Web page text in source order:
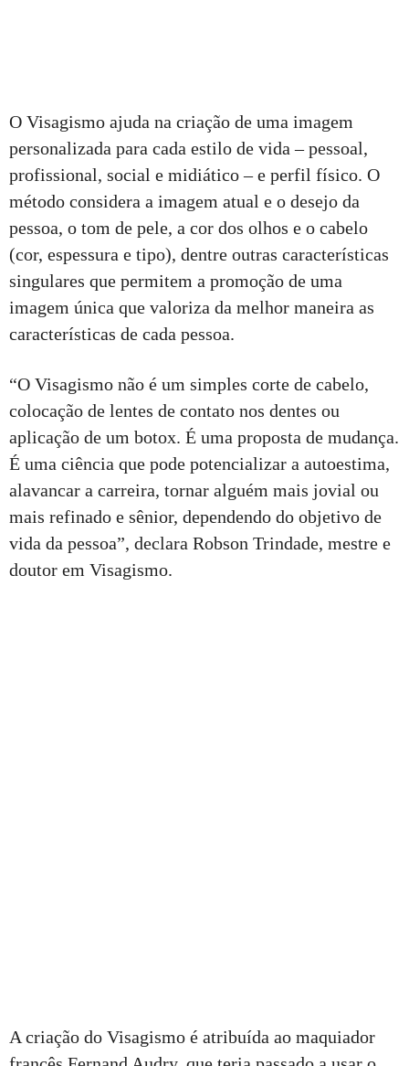
O Visagismo ajuda na criação de uma imagem
personalizada para cada estilo de vida – pessoal,
profissional, social e midiático – e perfil físico. O
método considera a imagem atual e o desejo da
pessoa, o tom de pele, a cor dos olhos e o cabelo
(cor, espessura e tipo), dentre outras características
singulares que permitem a promoção de uma
imagem única que valoriza da melhor maneira as
características de cada pessoa.
“O Visagismo não é um simples corte de cabelo,
colocação de lentes de contato nos dentes ou
aplicação de um botox. É uma proposta de mudança.
É uma ciência que pode potencializar a autoestima,
alavancar a carreira, tornar alguém mais jovial ou
mais refinado e sênior, dependendo do objetivo de
vida da pessoa”, declara Robson Trindade, mestre e
doutor em Visagismo.
A criação do Visagismo é atribuída ao maquiador